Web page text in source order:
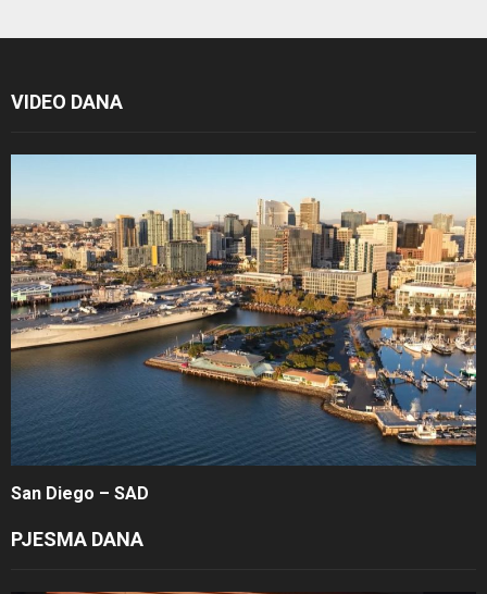
VIDEO DANA
San Diego – SAD
PJESMA DANA